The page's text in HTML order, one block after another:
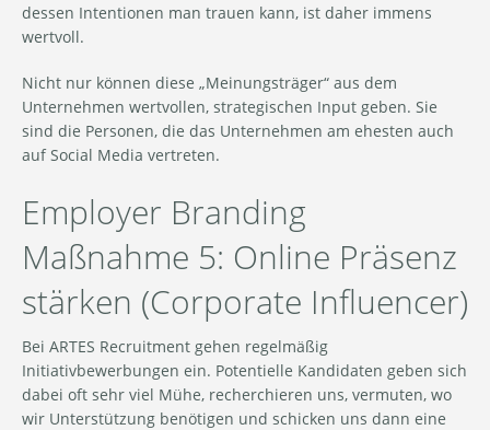
dessen Intentionen man trauen kann, ist daher immens
wertvoll.
Nicht nur können diese „Meinungsträger“ aus dem
Unternehmen wertvollen, strategischen Input geben. Sie
sind die Personen, die das Unternehmen am ehesten auch
auf Social Media vertreten.
Employer Branding
Maßnahme 5: Online Präsenz
stärken (Corporate Influencer)
Bei ARTES Recruitment gehen regelmäßig
Initiativbewerbungen ein. Potentielle Kandidaten geben sich
dabei oft sehr viel Mühe, recherchieren uns, vermuten, wo
wir Unterstützung benötigen und schicken uns dann eine